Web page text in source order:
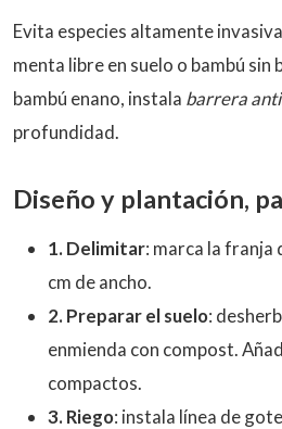
Evita especies altamente
menta libre en suelo o bambú sin
bambú enano, instala barrera
profundidad.
Diseño y plantación,
1. Delimitar: marca la franja
cm de ancho.
2. Preparar el suelo:
enmienda con compost.
compactos.
3. Riego: instala línea de